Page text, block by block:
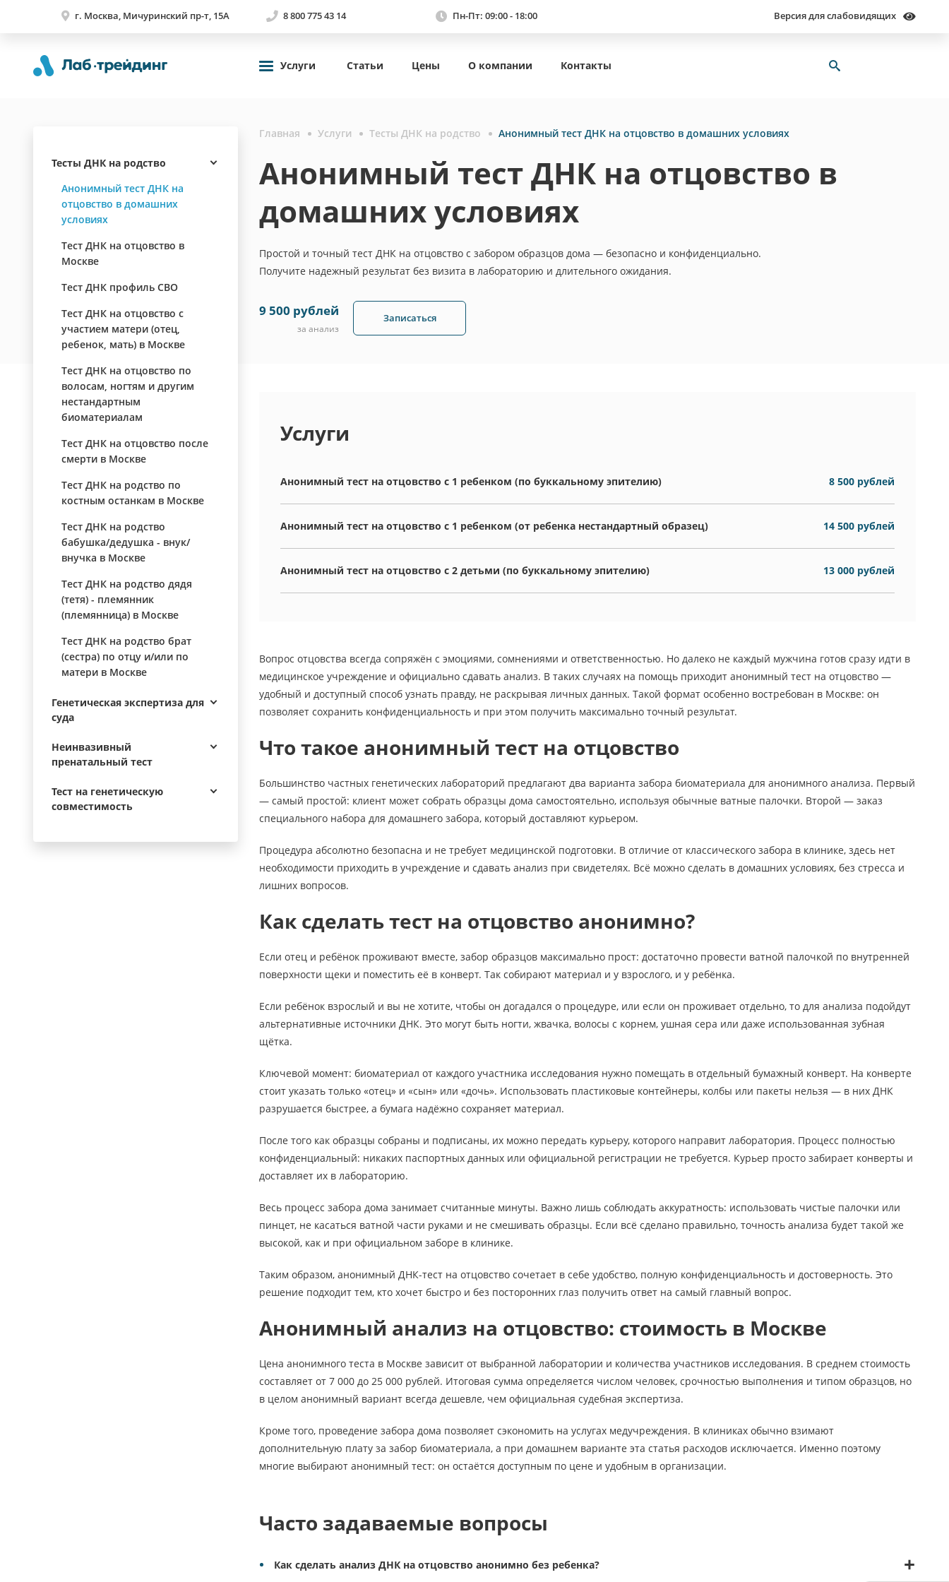
г. Москва, Мичуринский пр-т, 15А 8 800 775 43 14 Пн-Пт: 09:00 - 18:00 Версия для слабовидящих
Услуги Статьи Цены О компании Контакты
Тесты ДНК на родство
Анонимный тест ДНК на
отцовство в домашних
условиях
Тест ДНК на отцовство в
Москве
Тест ДНК профиль СВО
Тест ДНК на отцовство с
участием матери (отец,
ребенок, мать) в Москве
Тест ДНК на отцовство по
волосам, ногтям и другим
нестандартным
биоматериалам
Тест ДНК на отцовство после
смерти в Москве
Тест ДНК на родство по
костным останкам в Москве
Тест ДНК на родство
бабушка/дедушка - внук/
внучка в Москве
Тест ДНК на родство дядя
(тетя) - племянник
(племянница) в Москве
Тест ДНК на родство брат
(сестра) по отцу и/или по
матери в Москве
Генетическая экспертиза для
суда
Неинвазивный
пренатальный тест
Тест на генетическую
совместимость
Главная Услуги Тесты ДНК на родство Анонимный тест ДНК на отцовство в домашних условиях
Анонимный тест ДНК на отцовство в
домашних условиях
Простой и точный тест ДНК на отцовство с забором образцов дома — безопасно и конфиденциально.
Получите надежный результат без визита в лабораторию и длительного ожидания.
9 500 рублей
за анализ
Записаться
Услуги
Анонимный тест на отцовство с 1 ребенком (по буккальному эпителию) 8 500 рублей
Анонимный тест на отцовство с 1 ребенком (от ребенка нестандартный образец) 14 500 рублей
Анонимный тест на отцовство с 2 детьми (по буккальному эпителию) 13 000 рублей
Вопрос отцовства всегда сопряжён с эмоциями, сомнениями и ответственностью. Но далеко не каждый мужчина готов сразу идти в
медицинское учреждение и официально сдавать анализ. В таких случаях на помощь приходит анонимный тест на отцовство —
удобный и доступный способ узнать правду, не раскрывая личных данных. Такой формат особенно востребован в Москве: он
позволяет сохранить конфиденциальность и при этом получить максимально точный результат.
Что такое анонимный тест на отцовство
Большинство частных генетических лабораторий предлагают два варианта забора биоматериала для анонимного анализа. Первый
— самый простой: клиент может собрать образцы дома самостоятельно, используя обычные ватные палочки. Второй — заказ
специального набора для домашнего забора, который доставляют курьером.
Процедура абсолютно безопасна и не требует медицинской подготовки. В отличие от классического забора в клинике, здесь нет
необходимости приходить в учреждение и сдавать анализ при свидетелях. Всё можно сделать в домашних условиях, без стресса и
лишних вопросов.
Как сделать тест на отцовство анонимно?
Если отец и ребёнок проживают вместе, забор образцов максимально прост: достаточно провести ватной палочкой по внутренней
поверхности щеки и поместить её в конверт. Так собирают материал и у взрослого, и у ребёнка.
Если ребёнок взрослый и вы не хотите, чтобы он догадался о процедуре, или если он проживает отдельно, то для анализа подойдут
альтернативные источники ДНК. Это могут быть ногти, жвачка, волосы с корнем, ушная сера или даже использованная зубная
щётка.
Ключевой момент: биоматериал от каждого участника исследования нужно помещать в отдельный бумажный конверт. На конверте
стоит указать только «отец» и «сын» или «дочь». Использовать пластиковые контейнеры, колбы или пакеты нельзя — в них ДНК
разрушается быстрее, а бумага надёжно сохраняет материал.
После того как образцы собраны и подписаны, их можно передать курьеру, которого направит лаборатория. Процесс полностью
конфиденциальный: никаких паспортных данных или официальной регистрации не требуется. Курьер просто забирает конверты и
доставляет их в лабораторию.
Весь процесс забора дома занимает считанные минуты. Важно лишь соблюдать аккуратность: использовать чистые палочки или
пинцет, не касаться ватной части руками и не смешивать образцы. Если всё сделано правильно, точность анализа будет такой же
высокой, как и при официальном заборе в клинике.
Таким образом, анонимный ДНК-тест на отцовство сочетает в себе удобство, полную конфиденциальность и достоверность. Это
решение подходит тем, кто хочет быстро и без посторонних глаз получить ответ на самый главный вопрос.
Анонимный анализ на отцовство: стоимость в Москве
Цена анонимного теста в Москве зависит от выбранной лаборатории и количества участников исследования. В среднем стоимость
составляет от 7 000 до 25 000 рублей. Итоговая сумма определяется числом человек, срочностью выполнения и типом образцов, но
в целом анонимный вариант всегда дешевле, чем официальная судебная экспертиза.
Кроме того, проведение забора дома позволяет сэкономить на услугах медучреждения. В клиниках обычно взимают
дополнительную плату за забор биоматериала, а при домашнем варианте эта статья расходов исключается. Именно поэтому
многие выбирают анонимный тест: он остаётся доступным по цене и удобным в организации.
Часто задаваемые вопросы
Как сделать анализ ДНК на отцовство анонимно без ребенка?